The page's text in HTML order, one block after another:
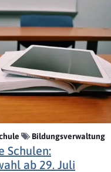
Bildungsverwaltung
Schulen:
ab 29. Juli